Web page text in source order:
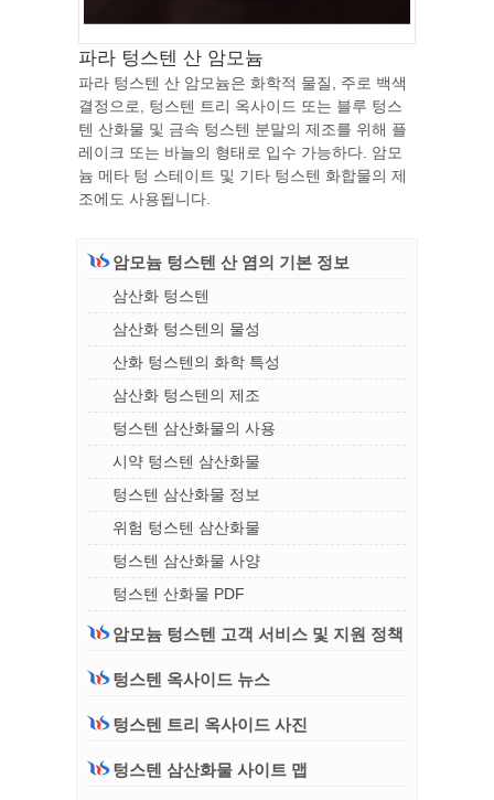
파라 텅스텐 산 암모늄
파라 텅스텐 산 암모늄은 화학적 물질, 주로 백색
결정으로, 텅스텐 트리 옥사이드 또는 블루 텅스
텐 산화물 및 금속 텅스텐 분말의 제조를 위해 플
레이크 또는 바늘의 형태로 입수 가능하다. 암모
늄 메타 텅 스테이트 및 기타 텅스텐 화합물의 제
조에도 사용됩니다.
암모늄 텅스텐 산 염의 기본 정보
삼산화 텅스텐
삼산화 텅스텐의 물성
산화 텅스텐의 화학 특성
삼산화 텅스텐의 제조
텅스텐 삼산화물의 사용
시약 텅스텐 삼산화물
텅스텐 삼산화물 정보
위험 텅스텐 삼산화물
텅스텐 삼산화물 사양
텅스텐 산화물 PDF
암모늄 텅스텐 고객 서비스 및 지원 정책
텅스텐 옥사이드 뉴스
텅스텐 트리 옥사이드 사진
텅스텐 삼산화물 사이트 맵